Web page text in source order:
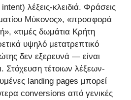
λέξεις-κλειδιά. Φράσεις
Μύκονος», «προσφορά
«τιμές δωμάτια Κρήτη
υψηλό μετατρεπτικό
δεν εξερευνά — είναι
Στόχευση τέτοιων λέξεων-
landing pages μπορεί
conversions από γενικές